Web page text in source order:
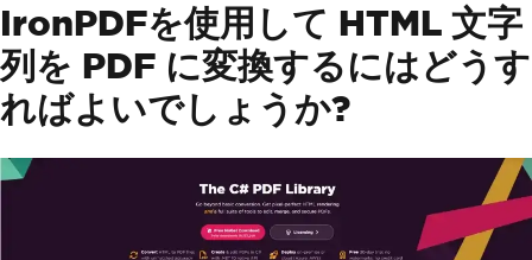
IronPDFを使用して HTML 文字
列を PDF に変換するにはどうす
ればよいでしょうか?